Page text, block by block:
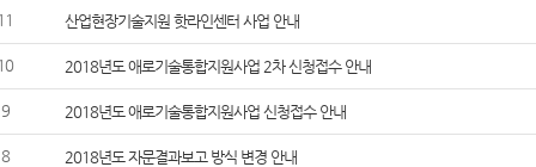
산업현장기술지원 핫라인센터 사업 안내
2018년도 애로기술통합지원사업 2차 신청접수 안내
9 2018년도 애로기술통합지원사업 신청접수 안내
8 2018년도 자문결과보고 방식 변경 안내